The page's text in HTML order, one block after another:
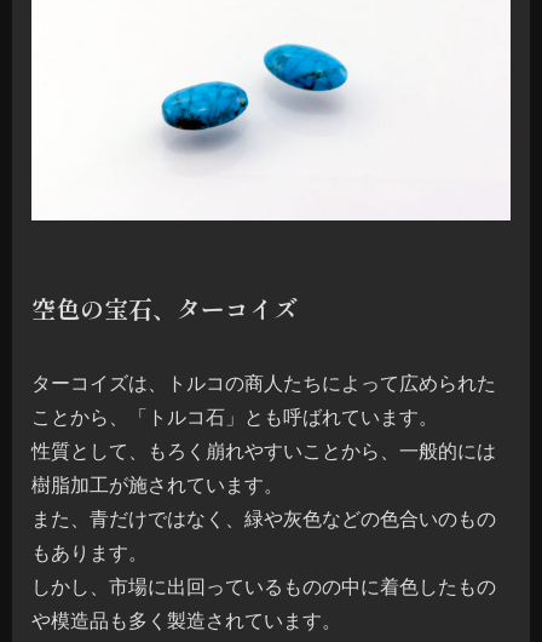
空色の宝石、ターコイズ
ターコイズは、トルコの商人たちによって広められた
ことから、「トルコ石」とも呼ばれています。
性質として、もろく崩れやすいことから、一般的には
樹脂加工が施されています。
また、青だけではなく、緑や灰色などの色合いのもの
もあります。
しかし、市場に出回っているものの中に着色したもの
や模造品も多く製造されています。